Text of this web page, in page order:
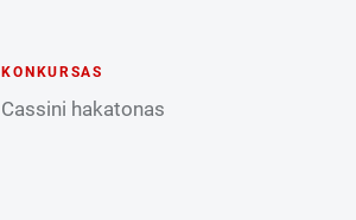
KONKURSAS
Cassini hakatonas